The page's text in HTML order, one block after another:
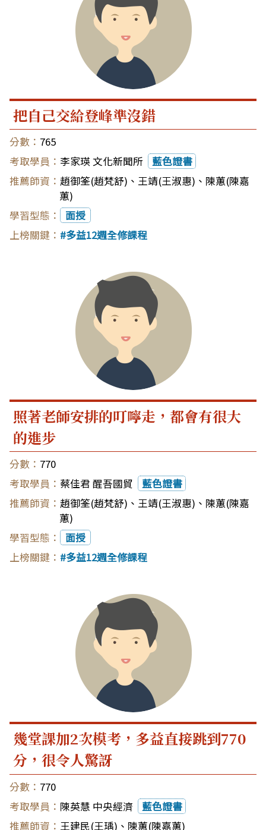
把自己交給登峰準沒錯
765
李家瑛 文化新聞所
藍色證書
趙御筌(趙梵舒) 、 王靖(王淑惠) 、 陳蕙(陳嘉
蕙)
面授
多益12週全修課程
照著老師安排的叮嚀走，都會有很大
的進步
770
蔡佳君 醒吾國貿
藍色證書
趙御筌(趙梵舒) 、 王靖(王淑惠) 、 陳蕙(陳嘉
蕙)
面授
多益12週全修課程
幾堂課加2次模考，多益直接跳到770
分，很令人驚訝
770
陳英慧 中央經濟
藍色證書
王建民(王瑀) 、 陳蕙(陳嘉蕙)